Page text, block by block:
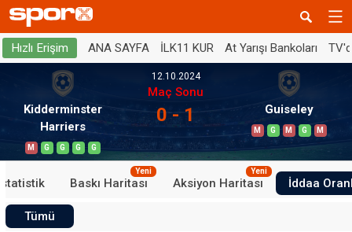
Hızlı Erişim ANA SAYFA İLK11 KUR At Yarışı Bankoları
Kidderminster
Harriers
M G G G G
12.10.2024
Maç Sonu
0 - 1 Guiseley
M G M G M
Baskı Haritası
Yeni
Aksiyon Haritası
Yeni
İddaa
Tümü